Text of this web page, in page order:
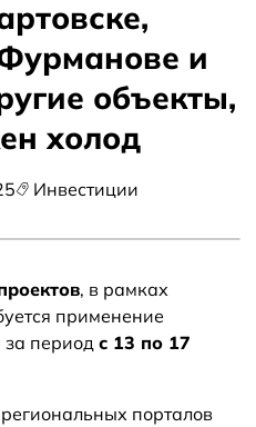
и
объекты,
холод
Инвестиции
, в рамках
применение
за период с 13 по 17
порталов